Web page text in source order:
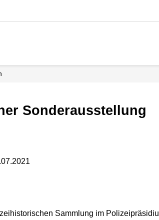
Sonderausstellung
Sammlung im